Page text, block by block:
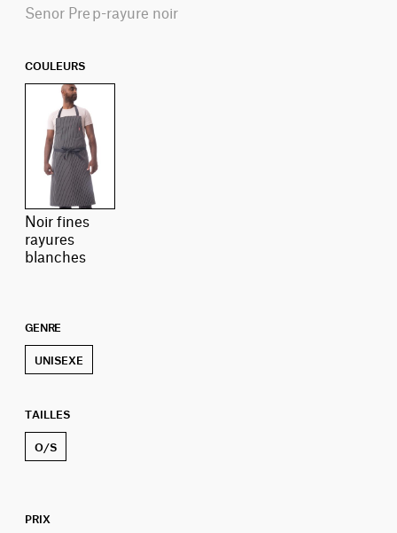
Senor Prep-rayure noir
COULEURS
noir fines
rayures
blanches
GENRE
UNISEXE
TAILLES
O/S
PRIX